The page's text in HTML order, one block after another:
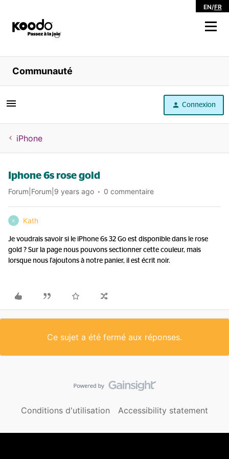
EN/FR
Magasiner
Libre service
Aide
Communauté
Connexion
iPhone
Iphone 6s rose gold
Forum|Forum|9 years ago 0 commentaire
K Kath
Je voudrais savoir si le iPhone 6s 32 Go est disponible dans le rose
gold ? Sur la page nous pouvons sectionner cette couleur, mais
lorsque nous l'ajoutons à notre panier, il est écrit noir.
Ce sujet a été fermé aux réponses.
Conditions d'utilisation Accessibility statement